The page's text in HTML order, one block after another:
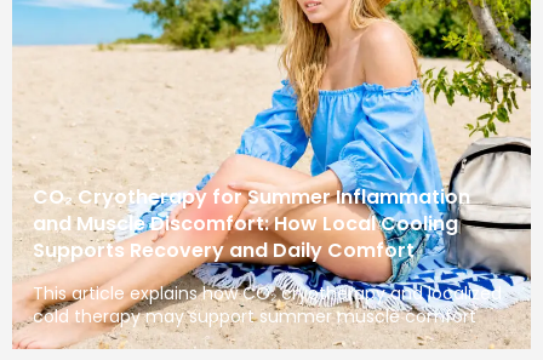
CO₂ Cryotherapy for Summer Inflammation
and Muscle Discomfort: How Local Cooling
Supports Recovery and Daily Comfort
This article explains how CO₂ cryotherapy and localized
cold therapy may support summer muscle comfort